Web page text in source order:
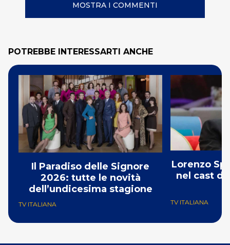
MOSTRA I COMMENTI
POTREBBE INTERESSARTI ANCHE
Il Paradiso delle Signore
2026: tutte le novità
dell’undicesima stagione
TV ITALIANA
Lorenzo
nel cast
TV ITALIANA